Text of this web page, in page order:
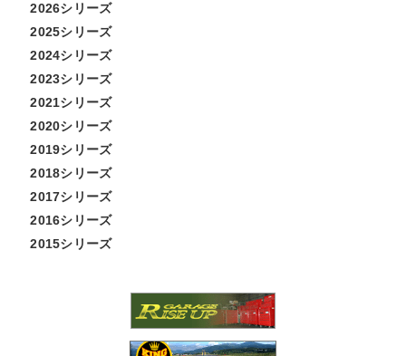
2026シリーズ
2025シリーズ
2024シリーズ
2023シリーズ
2021シリーズ
2020シリーズ
2019シリーズ
2018シリーズ
2017シリーズ
2016シリーズ
2015シリーズ